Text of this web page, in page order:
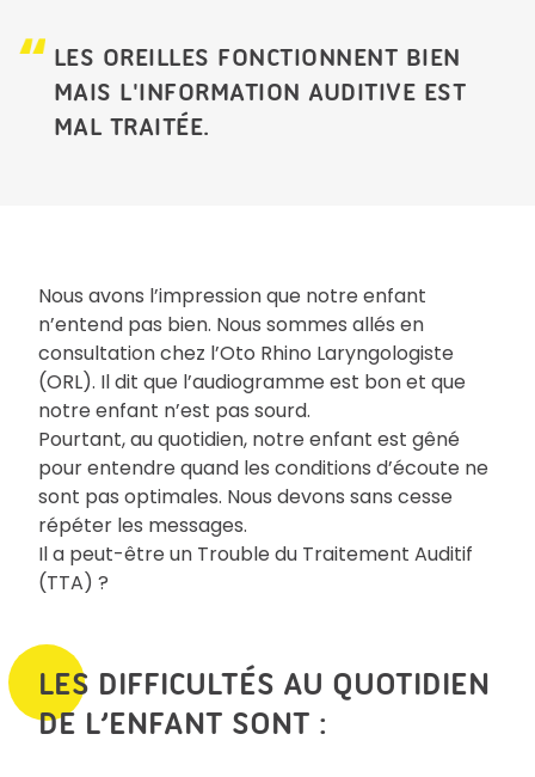
LES OREILLES FONCTIONNENT BIEN
MAIS L'INFORMATION AUDITIVE EST
MAL TRAITÉE.
Nous avons l’impression que notre enfant
n’entend pas bien. Nous sommes allés en
consultation chez l’Oto Rhino Laryngologiste
(ORL). Il dit que l’audiogramme est bon et que
notre enfant n’est pas sourd.
Pourtant, au quotidien, notre enfant est gêné
pour entendre quand les conditions d’écoute ne
sont pas optimales. Nous devons sans cesse
répéter les messages.
Il a peut-être un Trouble du Traitement Auditif
(TTA) ?
LES DIFFICULTÉS AU QUOTIDIEN
DE L’ENFANT SONT :